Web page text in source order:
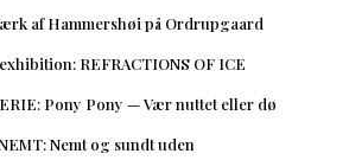
af Hammershøi på Ordrupgaard
REFRACTIONS OF ICE
Pony Pony — Vær nuttet eller dø
Nemt og sundt uden